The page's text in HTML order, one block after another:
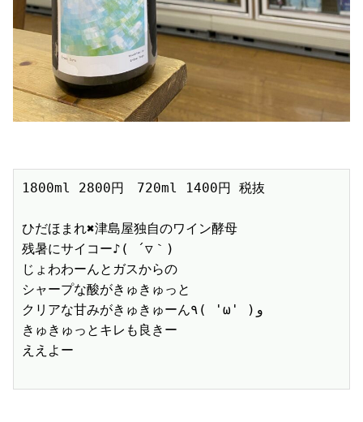
1800ml 2800円　720ml 1400円 税抜
ひだほまれ✖️津島屋独自のワイン酵母
残暑にサイコー♪( ´▽｀)
じょわわーんとガスからの
シャープな酸がきゅきゅっと
クリアな甘みがきゅきゅーん٩( 'ω' )و
きゅきゅっとキレも良きー
ええよー